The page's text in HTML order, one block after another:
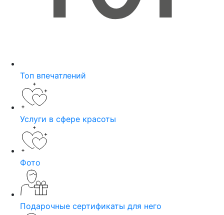
Топ впечатлений
Услуги в сфере красоты
Фото
Подарочные сертификаты для него